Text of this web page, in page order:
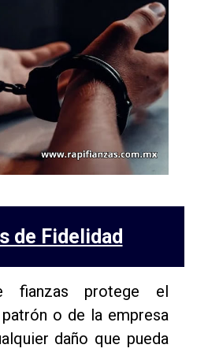
de Fidelidad
fianzas protege el
o de la empresa
daño que pueda